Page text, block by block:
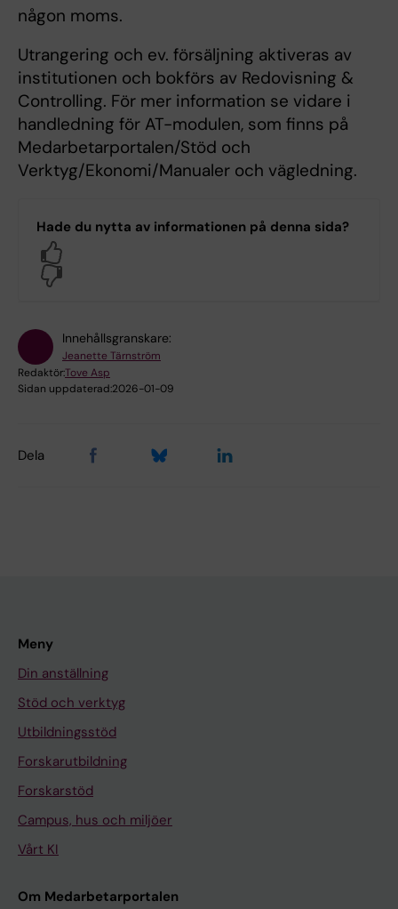
någon moms.
Utrange­ring och ev. försäljning aktiveras av
institutionen och bokförs av Redovisning &
Controlling. För mer information se vidare i
handledning för AT-modulen, som finns på
Medarbetarportalen/Stöd och
Verktyg/Ekonomi/Manualer och vägledning.
Hade du nytta av informationen på denna sida?
Innehållsgranskare:
Jeanette Tärnström
Redaktör:Tove Asp
Sidan uppdaterad:2026-01-09
Dela
Meny
Din anställning
Stöd och verktyg
Utbildningsstöd
Forskarutbildning
Forskarstöd
Campus, hus och miljöer
Vårt KI
Om Medarbetarportalen